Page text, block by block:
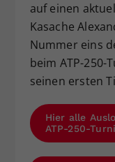
auf einen
Kasache
Nummer eins
beim ATP-250-
seinen ersten
Hier alle
ATP-250-